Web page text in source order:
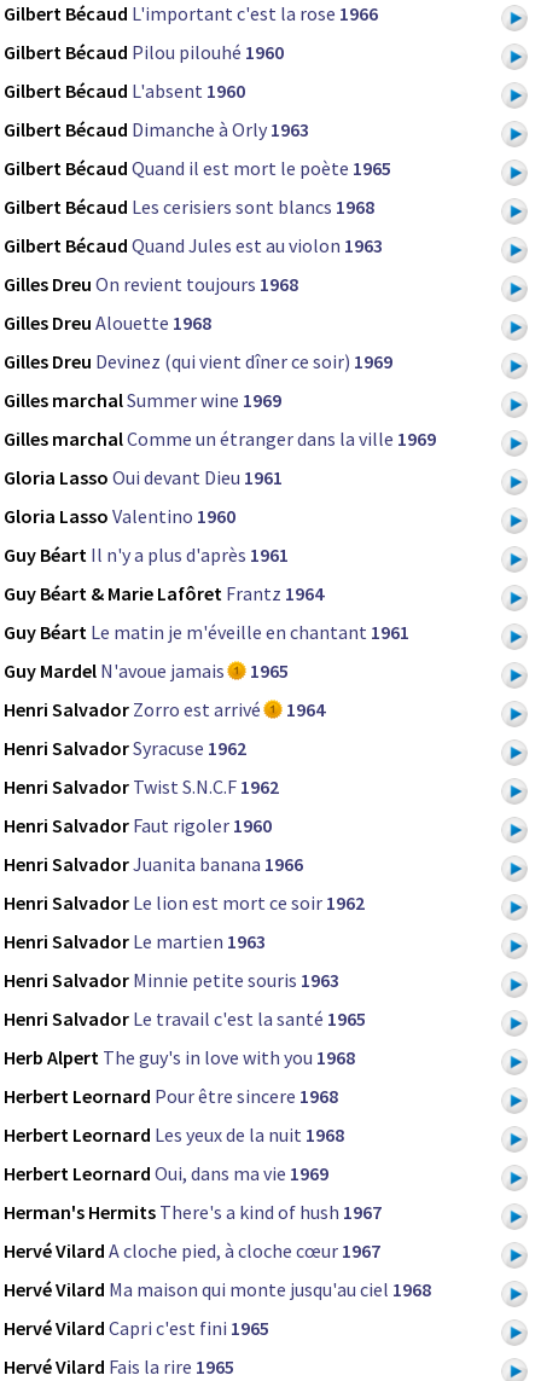
Gilbert Bécaud L'important c'est la rose 1966
Gilbert Bécaud Pilou pilouhé 1960
Gilbert Bécaud L'absent 1960
Gilbert Bécaud Dimanche à Orly 1963
Gilbert Bécaud Quand il est mort le poète 1965
Gilbert Bécaud Les cerisiers sont blancs 1968
Gilbert Bécaud Quand Jules est au violon 1963
Gilles Dreu On revient toujours 1968
Gilles Dreu Alouette 1968
Gilles Dreu Devinez (qui vient dîner ce soir) 1969
Gilles marchalSummer wine 1969
Gilles marchalComme un étranger dans la ville 1969
Gloria Lasso Oui devant Dieu 1961
Gloria Lasso Valentino 1960
Guy Béart Il n'y a plus d'après 1961
Guy Béart & Marie Lafôret Frantz 1964
Guy Béart Le matin je m'éveille en chantant 1961
Guy Mardel N'avoue jamais
1965
Henri Salvador Zorro est arrivé
1964
Henri SalvadorSyracuse 1962
Henri Salvador Twist S.N.C.F 1962
Henri Salvador Faut rigoler 1960
Henri SalvadorJuanita banana 1966
Henri Salvador Le lion est mort ce soir 1962
Henri Salvador Le martien 1963
Henri Salvador Minnie petite souris 1963
Henri Salvador Le travail c'est la santé 1965
Herb Alpert The guy's in love with you 1968
Herbert Leornard Pour être sincere 1968
Herbert Leornard Les yeux de la nuit 1968
Herbert Leornard Oui, dans ma vie 1969
Herman's Hermits There's a kind of hush 1967
Hervé Vilard A cloche pied, à cloche cœur 1967
Hervé Vilard Ma maison qui monte jusqu'au ciel 1968
Hervé Vilard Capri c'est fini 1965
Hervé Vilard Fais la rire 1965